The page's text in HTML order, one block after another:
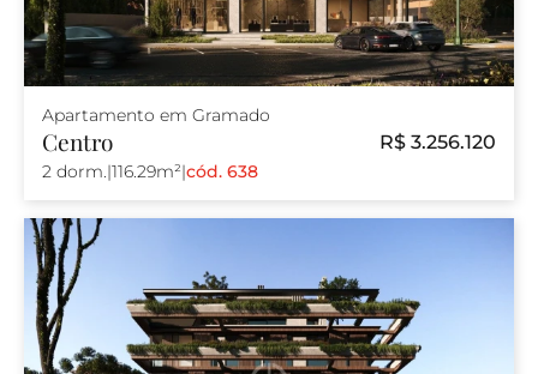
Apartamento em Gramado
Centro R$ 3.256.120
2 dorm.|116.29m²|cód. 638